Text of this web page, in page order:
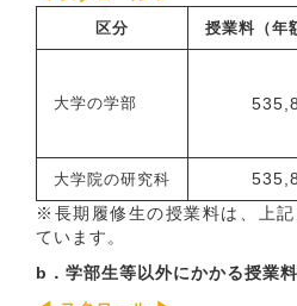
区分 授業料 （年
大学の学部
大学院の研究科
※長期履修生の授業料は、上
ています。
b．学部生等以外にかかる授業